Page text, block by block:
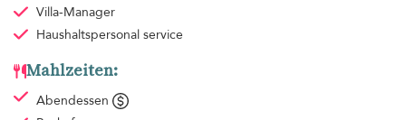
Villa-Manager
Haushaltspersonal service
Mahlzeiten:
Abendessen